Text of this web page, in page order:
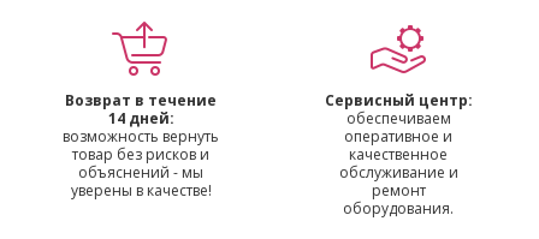
Возврат в течение
14 дней:
возможность вернуть
товар без рисков и
объяснений - мы
уверены в качестве!
Сервисный центр:
обеспечиваем
оперативное и
качественное
обслуживание и
ремонт
оборудования.